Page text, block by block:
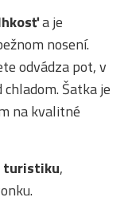
a je
nosení.
odvádza pot, v
Šatka je
na kvalitné
turistiku,